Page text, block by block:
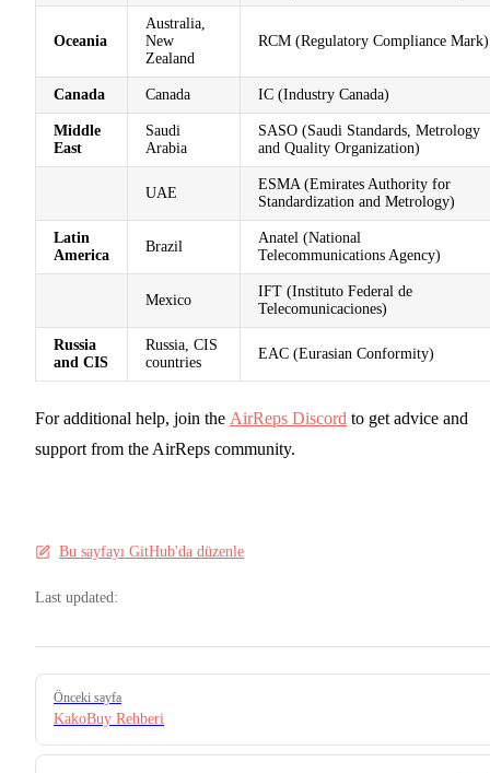
Oceania
Australia,
New
Zealand
RCM (Regulatory Compliance Mark)
Canada Canada IC (Industry Canada)
Middle
East
Saudi
Arabia
SASO (Saudi Standards, Metrology
and Quality Organization)
UAE
ESMA (Emirates Authority for
Standardization and Metrology)
Latin
America
Brazil
Anatel (National
Telecommunications Agency)
Mexico
IFT (Instituto Federal de
Telecomunicaciones)
Russia
and CIS
Russia, CIS
countries
EAC (Eurasian Conformity)
For additional help, join the AirReps Discord to get advice and
support from the AirReps community.
Bu sayfayı GitHub'da düzenle
Last updated:
Pager
Önceki sayfa
KakoBuy Rehberi